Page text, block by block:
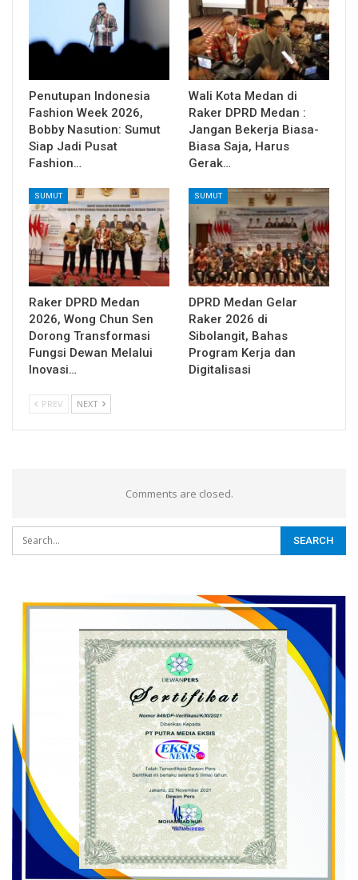
Penutupan Indonesia
Fashion Week 2026,
Bobby Nasution: Sumut
Siap Jadi Pusat
Fashion…
Wali Kota Medan di
Raker DPRD Medan :
Jangan Bekerja Biasa-
Biasa Saja, Harus
Gerak…
SUMUT
Raker DPRD Medan
2026, Wong Chun Sen
Dorong Transformasi
Fungsi Dewan Melalui
Inovasi…
SUMUT
DPRD Medan Gelar
Raker 2026 di
Sibolangit, Bahas
Program Kerja dan
Digitalisasi
PREV NEXT
Comments are closed.